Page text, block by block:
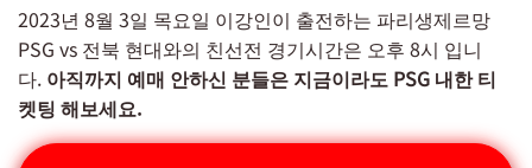
2023년 8월 3일 목요일 이강인이 출전하는 파리생제르망
PSG vs 전북 현대와의 친선전 경기시간은 오후 8시 입니
다. 아직까지 예매 안하신 분들은 지금이라도 PSG 내한 티
켓팅 해보세요.